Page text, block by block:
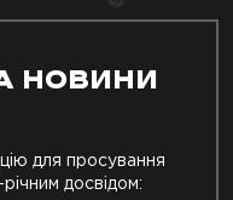
НОВИНИ
для просування
досвідом: